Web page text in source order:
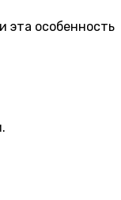
эта особенность